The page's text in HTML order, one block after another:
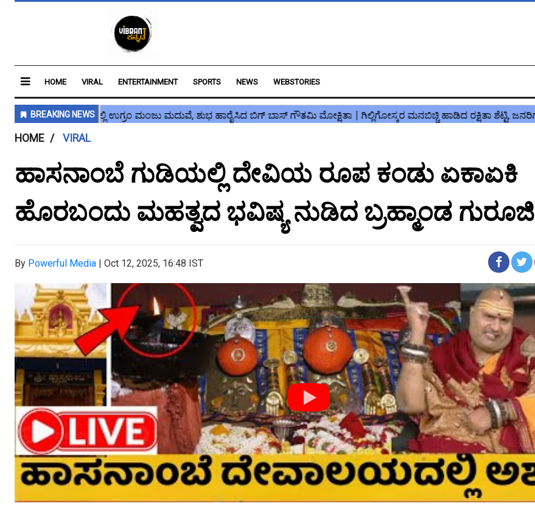
HOME VIRAL ENTERTAINMENT SPORTS NEWS WEBSTORIES
HOME VIRAL
ಹಾಸನಾಂಬೆ ಗುಡಿಯಲ್ಲಿ‌ ದೇವಿಯ ರೂಪ ಕಂಡು ಏಕಾಏಕಿ
ಹೊರಬಂದು ಮಹತ್ವದ ಭವಿಷ್ಯ ನುಡಿದ ಬ್ರಹ್ಮಾಂಡ ಗುರೂಜಿ
By Powerful Media | Oct 12, 2025, 16:48 IST